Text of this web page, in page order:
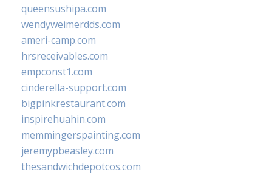
queensushipa.com
wendyweimerdds.com
ameri-camp.com
hrsreceivables.com
empconst1.com
cinderella-support.com
bigpinkrestaurant.com
inspirehuahin.com
memmingerspainting.com
jeremypbeasley.com
thesandwichdepotcos.com